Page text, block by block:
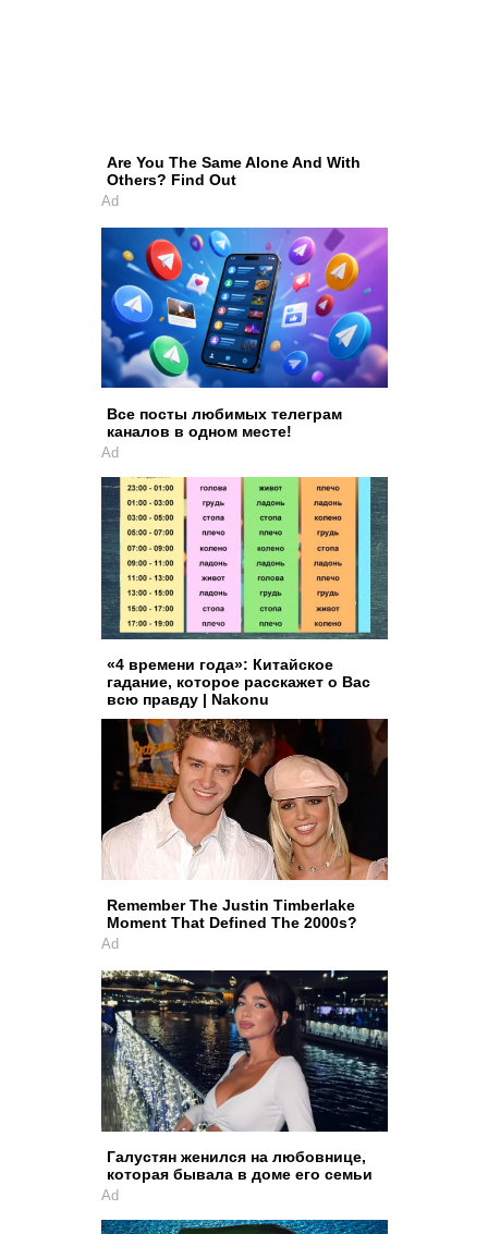
Are You The Same Alone And With
Others? Find Out
Ad
Все посты любимых телеграм
каналов в одном месте!
Ad
«4 времени года»: Китайское
гадание, которое расскажет о Вас
всю правду | Nakonu
Remember The Justin Timberlake
Moment That Defined The 2000s?
Ad
Галустян женился на любовнице,
которая бывала в доме его семьи
Ad